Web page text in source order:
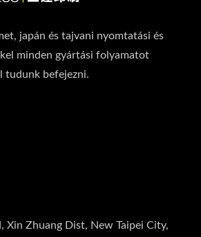
japán és tajvani nyomtatási és
minden gyártási folyamatot
tudunk befejezni.
Xin Zhuang Dist, New Taipei City,